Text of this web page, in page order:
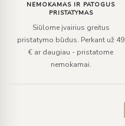
NEMOKAMAS IR PATOGUS
PRISTATYMAS
Siūlome įvairius greitus
pristatymo būdus. Perkant už 49
€ ar daugiau - pristatome
nemokamai.